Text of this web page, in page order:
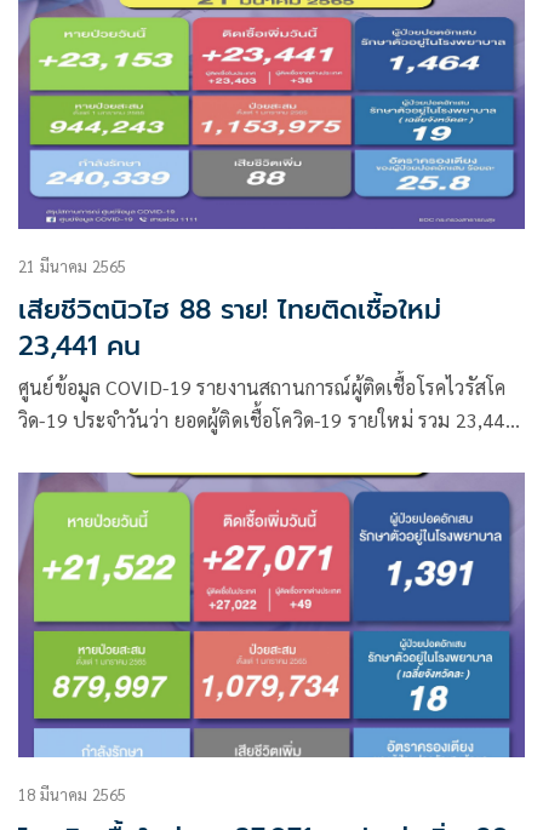
21 มีนาคม 2565
เสียชีวิตนิวไฮ 88 ราย! ไทยติดเชื้อใหม่
23,441 คน
ศูนย์ข้อมูล COVID-19 รายงานสถานการณ์ผู้ติดเชื้อโรคไวรัสโค
วิด-19 ประจำวันว่า ยอดผู้ติดเชื้อโควิด-19 รายใหม่ รวม 23,441
ต่างประเทศ 38 ราย
18 มีนาคม 2565